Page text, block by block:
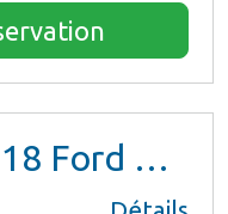
Ford Mustang